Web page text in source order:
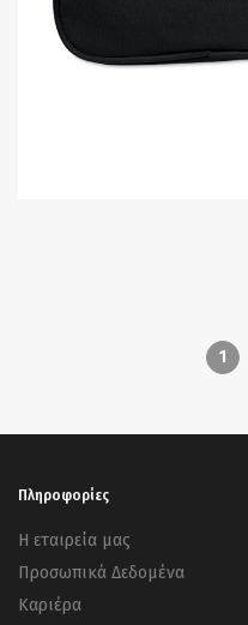
1
Πληροφορίες
Η εταιρεία μας
Προσωπικά Δεδομένα
Καριέρα